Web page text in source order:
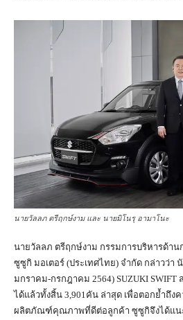
นายวัลลภ ตรีฤกษ์งาม และ นายมิโนรุ อามาโนะ
นายวัลลภ ตรีฤกษ์งาม กรรมการบริหารด้า
ซูซูกิ มอเตอร์ (ประเทศไทย) จำกัด กล่าวว่า
มกราคม-กรกฎาคม 2564) SUZUKI SWIFT
ได้แล้วทั้งสิ้น 3,901คัน ล่าสุด เพื่อตอกย้ำถึง
ผลิตภัณฑ์คุณภาพที่ดีต่อลูกค้า ซูซูกิจึงได้แนะ